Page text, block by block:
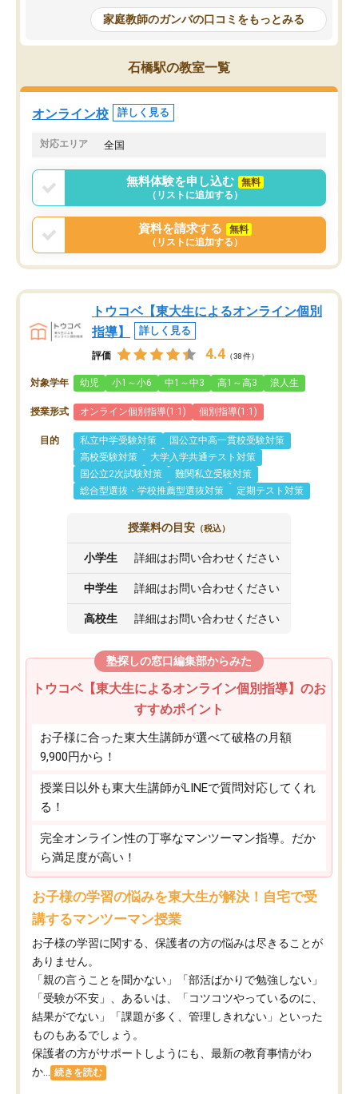
めて1年ほどだった今では平均点以上の
科目が増えてきました！あと1年受験ま
であるので無料の週末教室を使用しな
がら頑張って欲しいと思います！
問できるのでとても助か
家庭教師のガンバの口コミをもっとみる
石橋駅の教室一覧
オンライン校 詳しく見る
対応エリア 全国
無料体験を申し込む
無料
（リストに追加する）
資料を請求する
無料
（リストに追加する）
トウコベ【東大生によるオンライン個別
指導】
詳しく見る
評価 4.4 （38件）
対象学年 幼児 小1～小6 中1～中3 高1～高3 浪人生
授業形式 オンライン個別指導(1:1) 個別指導(1:1)
目的 私立中学受験対策
国公立中高一貫校受験対策
高校受験対策
大学入学共通テスト対策
国公立2次試験対策
難関私立受験対策
総合型選抜・学校推薦型選抜対策
定期テスト対策
授業料の目安 （税込）
小学生 詳細はお問い合わせください
中学生 詳細はお問い合わせください
高校生 詳細はお問い合わせください
塾探しの窓口編集部からみた
トウコベ【東大生によるオンライン個別指導】のお
すすめポイント
お子様に合った東大生講師が選べて破格の月額
9,900円から！
授業日以外も東大生講師がLINEで質問対応してくれ
る！
完全オンライン性の丁寧なマンツーマン指導。だか
ら満足度が高い！
お子様の学習の悩みを東大生が解決！自宅で受
講するマンツーマン授業
お子様の学習に関する、保護者の方の悩みは尽きることが
ありません。
「親の言うことを聞かない」「部活ばかりで勉強しない」
「受験が不安」、あるいは、「コツコツやっているのに、
結果がでない」「課題が多く、管理しきれない」といった
ものもあるでしょう。
保護者の方がサポートしようにも、最新の教育事情がわ
か...
続きを読む